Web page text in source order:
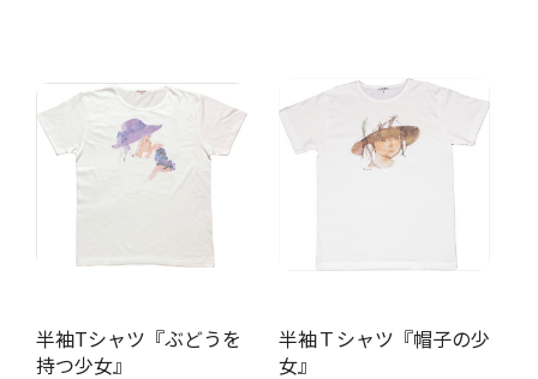
半袖Tシャツ『ぶどうを
持つ少女』
半袖Ｔシャツ『帽子の少
女』